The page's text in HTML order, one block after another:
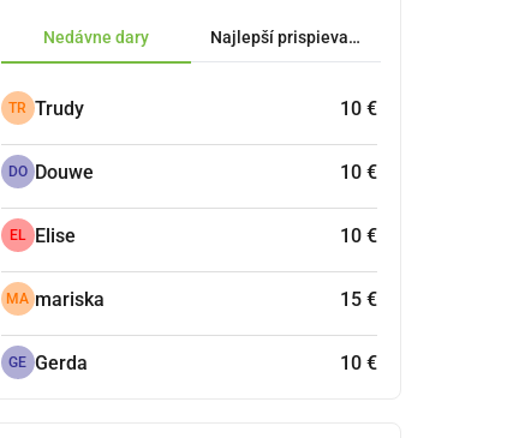
Nedávne dary Najlepší prispievatelia.
TR Trudy 10 €
DO Douwe 10 €
EL Elise 10 €
MA mariska 15 €
GE Gerda 10 €